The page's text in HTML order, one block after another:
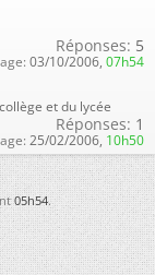
Réponses: 5
03/10/2006, 07h54
et du lycée
Réponses: 1
25/02/2006, 10h50
05h54.